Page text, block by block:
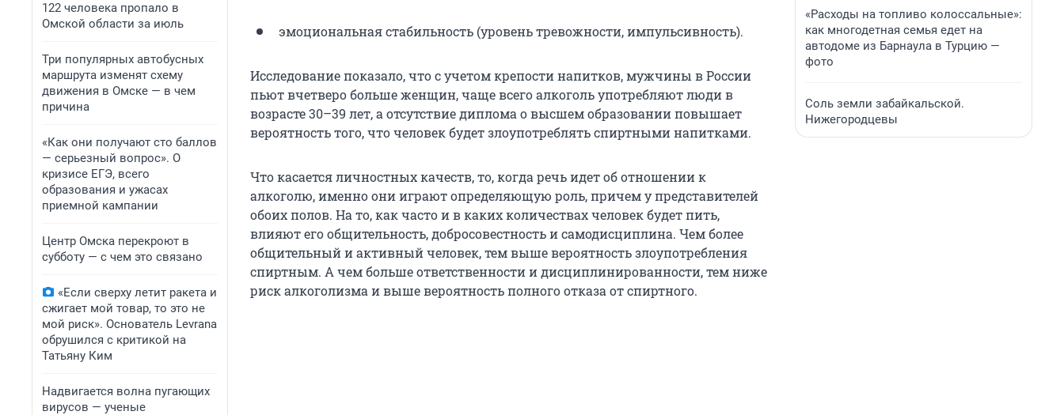
122 человека пропало в
Омской области за июль
Три популярных автобусных
маршрута изменят схему
движения в Омске — в чем
причина
«Как они получают сто баллов
— серьезный вопрос». О
кризисе ЕГЭ, всего
образования и ужасах
приемной кампании
Центр Омска перекроют в
субботу — с чем это связано
«Если сверху летит ракета и
сжигает мой товар, то это не
мой риск». Основатель Levrana
обрушился с критикой на
Татьяну Ким
Надвигается волна пугающих
вирусов — ученые
эмоциональная стабильность (уровень тревожности, импульсивность).
Исследование показало, что с учетом крепости напитков, мужчины в России
пьют вчетверо больше женщин, чаще всего алкоголь употребляют люди в
возрасте 30–39 лет, а отсутствие диплома о высшем образовании повышает
вероятность того, что человек будет злоупотреблять спиртными напитками.
Что касается личностных качеств, то, когда речь идет об отношении к
алкоголю, именно они играют определяющую роль, причем у представителей
обоих полов. На то, как часто и в каких количествах человек будет пить,
влияют его общительность, добросовестность и самодисциплина. Чем более
общительный и активный человек, тем выше вероятность злоупотребления
спиртным. А чем больше ответственности и дисциплинированности, тем ниже
риск алкоголизма и выше вероятность полного отказа от спиртного.
«Расходы на топливо колоссальные»:
как многодетная семья едет на
автодоме из Барнаула в Турцию —
фото
Соль земли забайкальской.
Нижегородцевы